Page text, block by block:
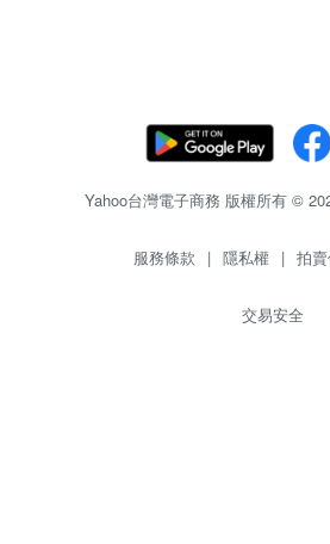
Yahoo台灣電子商務 版權所有 ©
服務條款 | 隱私權 | 拍
交易安全